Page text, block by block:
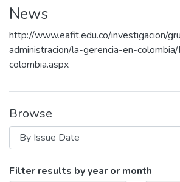
News
http://www.eafit.edu.co/investigacion/
administracion/la-gerencia-en-
colombia.aspx
Browse
Browsing La Gerencia en
Filter results by year or month